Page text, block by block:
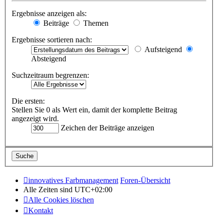
Ergebnisse anzeigen als:
Beiträge
Themen
Ergebnisse sortieren nach:
Aufsteigend
Absteigend
Suchzeitraum begrenzen:
Die ersten:
Stellen Sie 0 als Wert ein, damit der komplette Beitrag
angezeigt wird.
Zeichen der Beiträge anzeigen
innovatives Farbmanagement Foren-Übersicht
Alle Zeiten sind UTC+02:00
Alle Cookies löschen
Kontakt